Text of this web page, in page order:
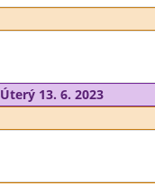
Úterý 13. 6. 2023